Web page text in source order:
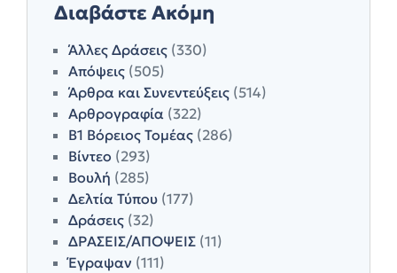
Διαβάστε Ακόμη
Άλλες Δράσεις (330)
Απόψεις (505)
Άρθρα και Συνεντεύξεις (514)
Αρθρογραφία (322)
Β1 Βόρειος Τομέας (286)
Βίντεο (293)
Βουλή (285)
Δελτία Τύπου (177)
Δράσεις (32)
ΔΡΑΣΕΙΣ/ΑΠΟΨΕΙΣ (11)
Έγραψαν (111)